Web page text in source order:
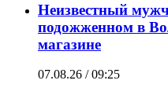
Неизвестный
подожженном в
магазине
07.08.26 / 09:25